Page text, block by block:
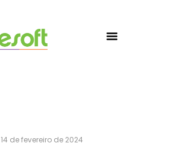
14 de fevereiro de 2024